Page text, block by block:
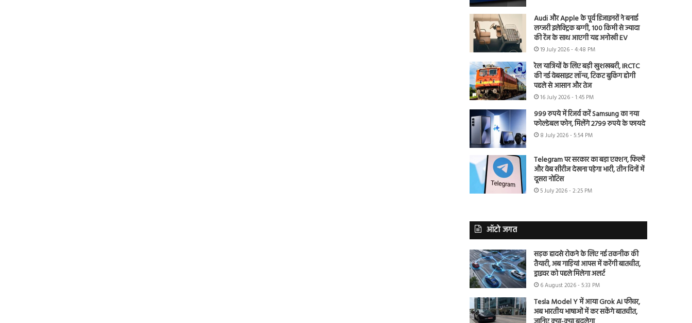
Audi और Apple के पूर्व डिजाइनरों ने बनाई
लग्जरी इलेक्ट्रिक बग्गी, 100 किमी से ज्यादा
की रेंज के साथ आएगी यह अनोखी EV
19 July 2026 - 4:48 PM
रेल यात्रियों के लिए बड़ी खुशखबरी, IRCTC
की नई वेबसाइट लॉन्च, टिकट बुकिंग होगी
पहले से आसान और तेज
16 July 2026 - 1:45 PM
999 रुपये में रिजर्व करें Samsung का नया
फोल्डेबल फोन, मिलेंगे 2799 रुपये के फायदे
8 July 2026 - 5:54 PM
Telegram पर सरकार का बड़ा एक्शन, फिल्में
और वेब सीरीज देखना पड़ेगा भारी, तीन दिनों में
दूसरा नोटिस
5 July 2026 - 2:25 PM
ऑटो जगत
सड़क हादसे रोकने के लिए नई तकनीक की
तैयारी, अब गाड़ियां आपस में करेंगी बातचीत,
ड्राइवर को पहले मिलेगा अलर्ट
6 August 2026 - 5:33 PM
Tesla Model Y में आया Grok AI फीचर,
अब भारतीय भाषाओं में कर सकेंगे बातचीत,